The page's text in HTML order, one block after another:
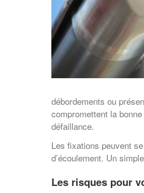
débordements ou
compromettent la
défaillance.
Les fixations peuvent
d’écoulement. Un
Les risques pour